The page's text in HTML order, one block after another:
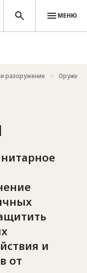
МЕНЮ
разоружение Оружие
и
от